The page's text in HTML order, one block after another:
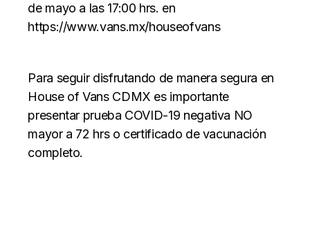
de mayo a las 17:00 hrs. en
https://www.vans.mx/houseofvans
Para seguir disfrutando de manera segura en
House of Vans CDMX es importante
presentar prueba COVID-19 negativa NO
mayor a 72 hrs o certificado de vacunación
completo.